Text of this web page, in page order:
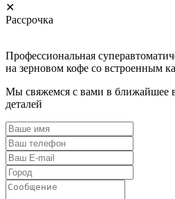
✕
Рассрочка
Профессиональная
на зерновом кофе со встроенным
Мы свяжемся с вами в ближайшее
деталей